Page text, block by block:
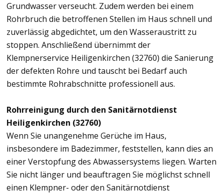
Grundwasser verseucht. Zudem werden bei einem
Rohrbruch die betroffenen Stellen im Haus schnell und
zuverlässig abgedichtet, um den Wasseraustritt zu
stoppen. Anschließend übernimmt der
Klempnerservice Heiligenkirchen (32760) die Sanierung
der defekten Rohre und tauscht bei Bedarf auch
bestimmte Rohrabschnitte professionell aus.
Rohrreinigung durch den Sanitärnotdienst
Heiligenkirchen (32760)
Wenn Sie unangenehme Gerüche im Haus,
insbesondere im Badezimmer, feststellen, kann dies an
einer Verstopfung des Abwassersystems liegen. Warten
Sie nicht länger und beauftragen Sie möglichst schnell
einen Klempner- oder den Sanitärnotdienst